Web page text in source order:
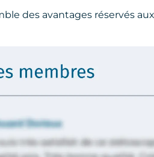
des avantages réservés